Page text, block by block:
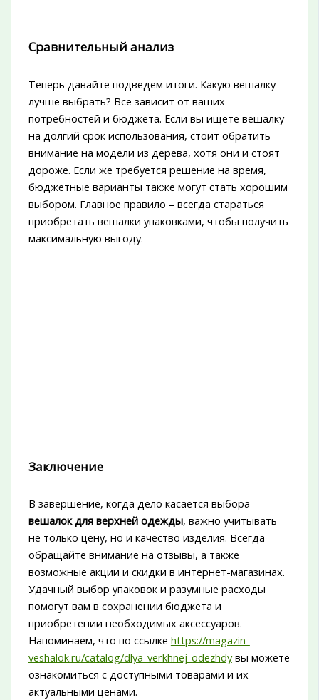
Сравнительный анализ
Теперь давайте подведем итоги. Какую вешалку
лучше выбрать? Все зависит от ваших
потребностей и бюджета. Если вы ищете вешалку
на долгий срок использования, стоит обратить
внимание на модели из дерева, хотя они и стоят
дороже. Если же требуется решение на время,
бюджетные варианты также могут стать хорошим
выбором. Главное правило – всегда стараться
приобретать вешалки упаковками, чтобы получить
максимальную выгоду.
Заключение
В завершение, когда дело касается выбора
вешалок для верхней одежды, важно учитывать
не только цену, но и качество изделия. Всегда
обращайте внимание на отзывы, а также
возможные акции и скидки в интернет-магазинах.
Удачный выбор упаковок и разумные расходы
помогут вам в сохранении бюджета и
приобретении необходимых аксессуаров.
Напоминаем, что по ссылке https://magazin-
veshalok.ru/catalog/dlya-verkhnej-odezhdyвы можете
ознакомиться с доступными товарами и их
актуальными ценами.